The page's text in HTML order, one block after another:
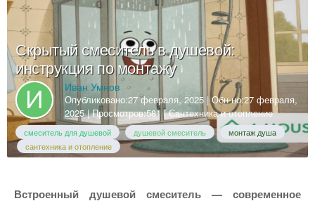
Скрытый смеситель в душевой:
инструкция по монтажу
Иван Умнов
Опубликовано:27 февраля, 2025 | Обн-но:27 февраля,
2025| Просмотров:581 |Сантехника и отопление
смеситель для душевой душевой смеситель
монтаж душа
сантехника и отопление
Встроенный душевой смеситель — современное